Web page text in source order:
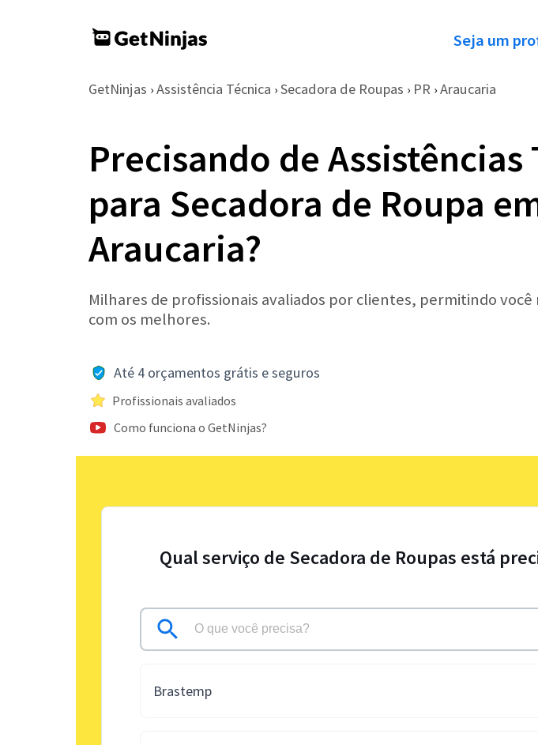
Seja um
GetNinjas › Assistência Técnica › Secadora de Roupas › PR › Araucaria
Precisando de Assistências
para Secadora de Roupa
Araucaria?
Milhares de profissionais avaliados por clientes, permitindo você
com os melhores.
Até 4 orçamentos grátis e seguros
Profissionais avaliados
Como funciona o GetNinjas?
Qual serviço de Secadora de Roupas está
Brastemp